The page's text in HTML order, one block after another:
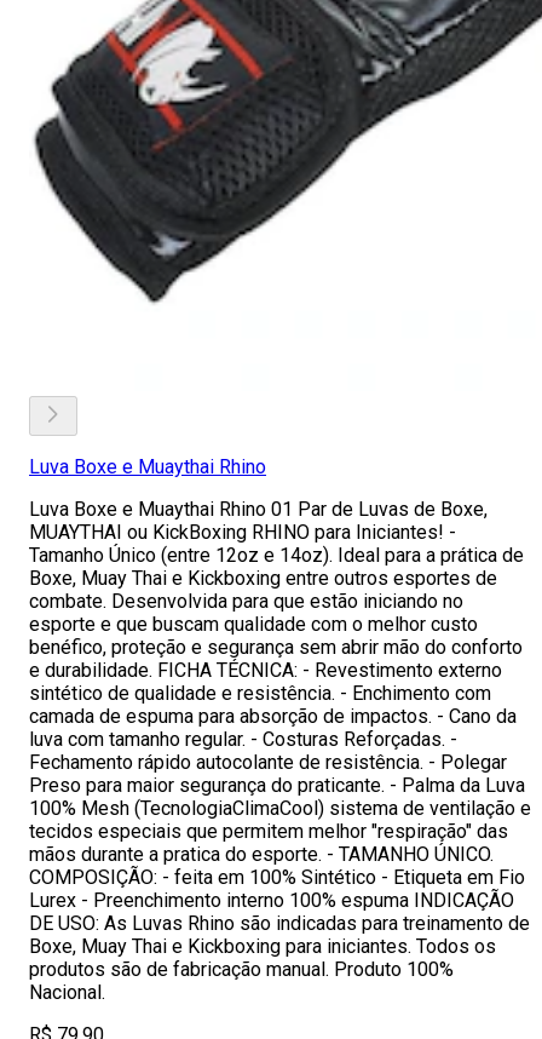
Luva Boxe e Muaythai Rhino
Luva Boxe e Muaythai Rhino 01 Par de Luvas de Boxe,
MUAYTHAI ou KickBoxing RHINO para Iniciantes! -
Tamanho Único (entre 12oz e 14oz). Ideal para a prática de
Boxe, Muay Thai e Kickboxing entre outros esportes de
combate. Desenvolvida para que estão iniciando no
esporte e que buscam qualidade com o melhor custo
benéfico, proteção e segurança sem abrir mão do conforto
e durabilidade. FICHA TÉCNICA: - Revestimento externo
sintético de qualidade e resistência. - Enchimento com
camada de espuma para absorção de impactos. - Cano da
luva com tamanho regular. - Costuras Reforçadas. -
Fechamento rápido autocolante de resistência. - Polegar
Preso para maior segurança do praticante. - Palma da Luva
100% Mesh (TecnologiaClimaCool) sistema de ventilação e
tecidos especiais que permitem melhor "respiração" das
mãos durante a pratica do esporte. - TAMANHO ÚNICO.
COMPOSIÇÃO: - feita em 100% Sintético - Etiqueta em Fio
Lurex - Preenchimento interno 100% espuma INDICAÇÃO
DE USO: As Luvas Rhino são indicadas para treinamento de
Boxe, Muay Thai e Kickboxing para iniciantes. Todos os
produtos são de fabricação manual. Produto 100%
Nacional.